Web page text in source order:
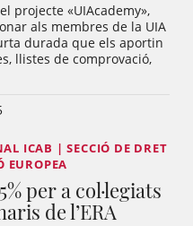
projecte «UIAcademy»,
als membres de la UIA
durada que els aportin
llistes de comprovació,
ICAB | SECCIÓ DE DRET
EUROPEA
per a col·legiats
de l’ERA